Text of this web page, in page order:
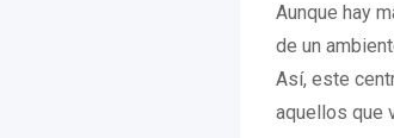
Aunque hay
de un
Así, este
aquellos que